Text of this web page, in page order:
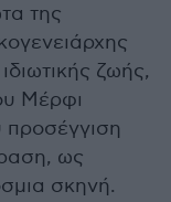
της
ζωής,
Μέρφι
προσέγγιση
ως
σκηνή.